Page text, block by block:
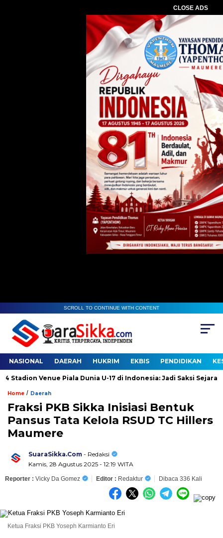
CLOSE ADS
SCROLL TO CONTINUE WITH CONTENT
NASIONAL DAERAH HUKRIM EKBIS PENDIDIKAN
Venue Piala Dunia U-17 di Indonesia: Jadi Saksi Sejarah
Home / Daerah
Fraksi PKB Sikka Inisiasi Bentuk
Pansus Tata Kelola RSUD TC Hillers
Maumere
SuaraSikka.Com - Redaksi
Kamis, 28 Agustus 2025 - 12:19 WITA
Reporter : Vicky Da Gomez Editor : Redaktur Dibaca 336 Kali
Ketua Fraksi PKB Yoseph Karmianto Eri